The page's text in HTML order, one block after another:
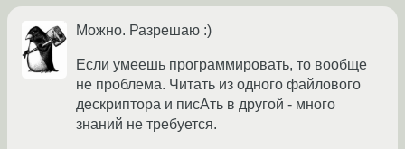
Можно. Разрешаю :)
Если умеешь программировать, то вообще
не проблема. Читать из одного файлового
дескриптора и писАть в другой - много
знаний не требуется.